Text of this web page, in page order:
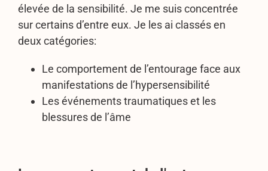
élevée de la sensibilité. Je me suis concentrée
sur certains d’entre eux. Je les ai classés en
deux catégories:
Le comportement de l’entourage face aux
manifestations de l’hypersensibilité
Les événements traumatiques et les
blessures de l’âme